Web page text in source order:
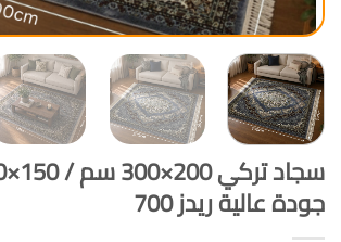
جودة عالية ريدز 700